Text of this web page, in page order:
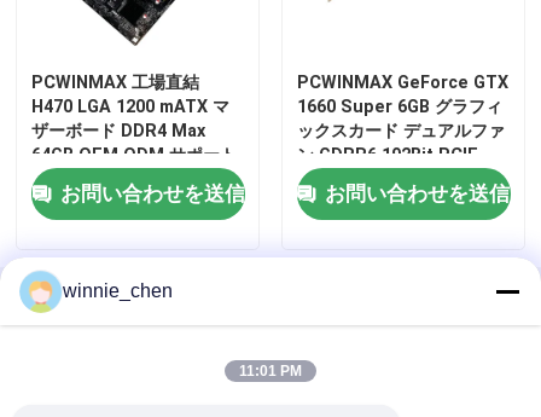
家
プロダクト
PCWINMAX 工場直結
H470 LGA 1200 mATX マ
ザーボード DDR4 Max
64GB OEM ODM サポート
10 11 代 CPU 卸売
お問い合わせを送信
PCWINMAX GeForce GTX
1660 Super 6GB グラフィ
ックスカード デュアルファ
ン GDRR6 192Bit PCIE
3.0X16 コンピュータゲーミ
ング GPU HD/DP/DVI ポー
お問い合わせを送信
ホーム 企業情報
Sitemap
Privacy Policy
winnie_chen
11:01 PM